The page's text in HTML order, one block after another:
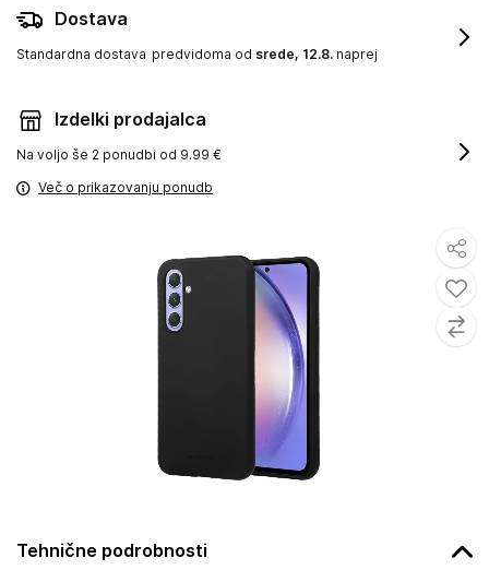
Tehnične podrobnosti
Dostava
Standardna dostava predvidoma od srede, 12.8. naprej
Izdelki prodajalca
Na voljo še 2 ponudbi od 9.99 €
Več o prikazovanju ponudb